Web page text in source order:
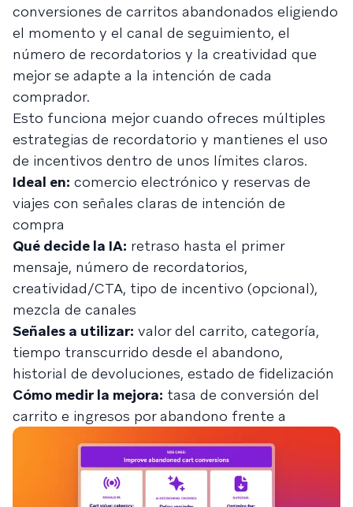
conversiones de carritos abandonados eligiendo
el momento y el canal de seguimiento, el
número de recordatorios y la creatividad que
mejor se adapte a la intención de cada
comprador.
Esto funciona mejor cuando ofreces múltiples
estrategias de recordatorio y mantienes el uso
de incentivos dentro de unos límites claros.
Ideal en: comercio electrónico y reservas de
viajes con señales claras de intención de
compra
Qué decide la IA: retraso hasta el primer
mensaje, número de recordatorios,
creatividad/CTA, tipo de incentivo (opcional),
mezcla de canales
Señales a utilizar: valor del carrito, categoría,
tiempo transcurrido desde el abandono,
historial de devoluciones, estado de fidelización
Cómo medir la mejora: tasa de conversión del
carrito e ingresos por abandono frente a